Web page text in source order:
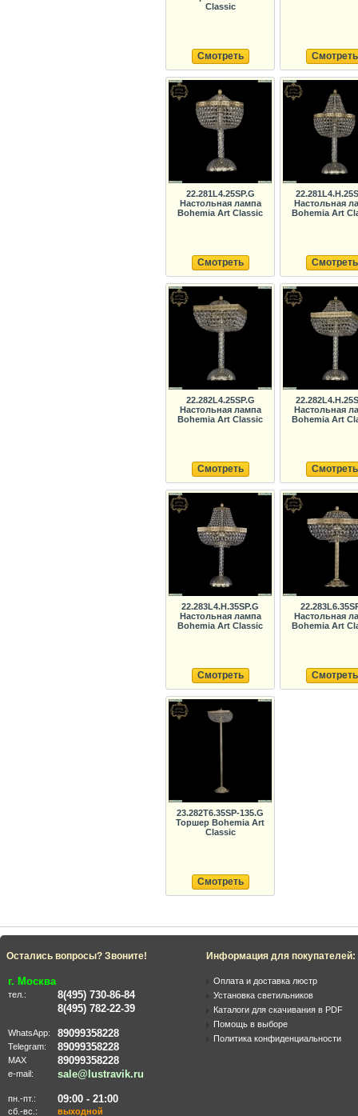
Classic
Смотреть Смотреть
22.281L4.25SP.G
Настольная лампа
Bohemia Art Classic
Смотреть
Настольная
Bohemia Art
Смотреть
22.282L4.25SP.G
Настольная лампа
Bohemia Art Classic
Смотреть
Настольная
Bohemia Art
Смотреть
22.283L4.H.35SP.G
Настольная лампа
Bohemia Art Classic
Смотреть
Настольная
Bohemia Art
Смотреть
23.282T6.35SP-135.G
Торшер Bohemia Art
Classic
Смотреть
Остались вопросы? Звоните!
г. Москва
тел.:
8(495) 730-86-84
8(495) 782-22-39
WhatsApp: 89099358228
Telegram: 89099358228
MAX 89099358228
e-mail: sale@lustravik.ru
пн.-пт.: 09:00 - 21:00
сб.-вс.:
выходной
Информация для покупателей:
Оплата и доставка люстр
Установка светильников
Каталоги для скачивания в PDF
Помощь в выборе
Политика конфиденциальности